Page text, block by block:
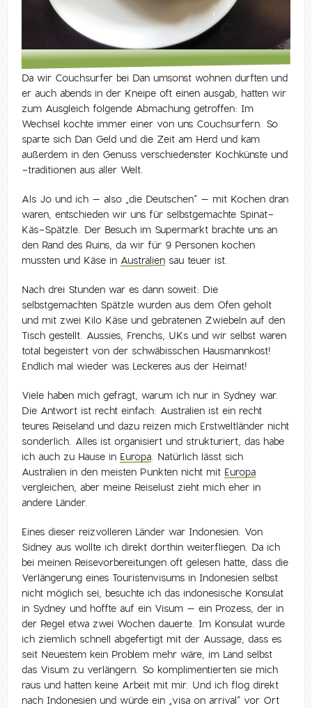
Da wir Couchsurfer bei Dan umsonst wohnen durften und
er auch abends in der Kneipe oft einen ausgab, hatten wir
zum Ausgleich folgende Abmachung getroffen: Im
Wechsel kochte immer einer von uns Couchsurfern. So
sparte sich Dan Geld und die Zeit am Herd und kam
außerdem in den Genuss verschiedenster Kochkünste und
-traditionen aus aller Welt.
Als Jo und ich – also „die Deutschen“ – mit Kochen dran
waren, entschieden wir uns für selbstgemachte Spinat-
Käs-Spätzle. Der Besuch im Supermarkt brachte uns an
den Rand des Ruins, da wir für 9 Personen kochen
mussten und Käse in Australien sau teuer ist.
Nach drei Stunden war es dann soweit: Die
selbstgemachten Spätzle wurden aus dem Ofen geholt
und mit zwei Kilo Käse und gebratenen Zwiebeln auf den
Tisch gestellt. Aussies, Frenchs, UKs und wir selbst waren
total begeistert von der schwäbisschen Hausmannkost!
Endlich mal wieder was Leckeres aus der Heimat!
Viele haben mich gefragt, warum ich nur in Sydney war.
Die Antwort ist recht einfach: Australien ist ein recht
teures Reiseland und dazu reizen mich Erstweltländer nicht
sonderlich. Alles ist organisiert und strukturiert, das habe
ich auch zu Hause in Europa . Natürlich lässt sich
Australien in den meisten Punkten nicht mit Europa
vergleichen, aber meine Reiselust zieht mich eher in
andere Länder.
Eines dieser reizvolleren Länder war Indonesien. Von
Sidney aus wollte ich direkt dorthin weiterfliegen. Da ich
bei meinen Reisevorbereitungen oft gelesen hatte, dass die
Verlängerung eines Touristenvisums in Indonesien selbst
nicht möglich sei, besuchte ich das indonesische Konsulat
in Sydney und hoffte auf ein Visum – ein Prozess, der in
der Regel etwa zwei Wochen dauerte. Im Konsulat wurde
ich ziemlich schnell abgefertigt mit der Aussage, dass es
seit Neuestem kein Problem mehr wäre, im Land selbst
das Visum zu verlängern. So komplimentierten sie mich
raus und hatten keine Arbeit mit mir. Und ich flog direkt
nach Indonesien und würde ein „visa on arrival“ vor Ort